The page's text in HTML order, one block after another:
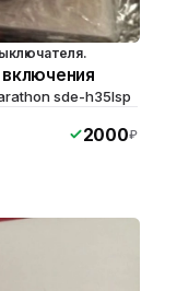
sde-h35lsp
2000₽